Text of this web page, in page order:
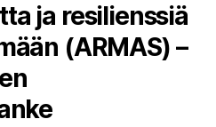
ja resilienssiä
(ARMAS) –